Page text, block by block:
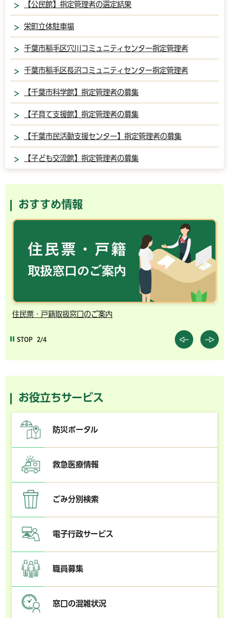
【公民館】指定管理者の選定結果
栄町立体駐車場
千葉市稲毛区穴川コミュニティセンター指定管理者
千葉市稲毛区長沼コミュニティセンター指定管理者
【千葉市科学館】指定管理者の募集
【子育て支援館】指定管理者の募集
【千葉市民活動支援センター】指定管理者の募集
【子ども交流館】指定管理者の募集
おすすめ情報
千葉市の電子行政サービス
STOP 3/4
お役立ちサービス
防災ポータル
救急医療情報
ごみ分別検索
電子行政サービス
職員募集
窓口の混雑状況